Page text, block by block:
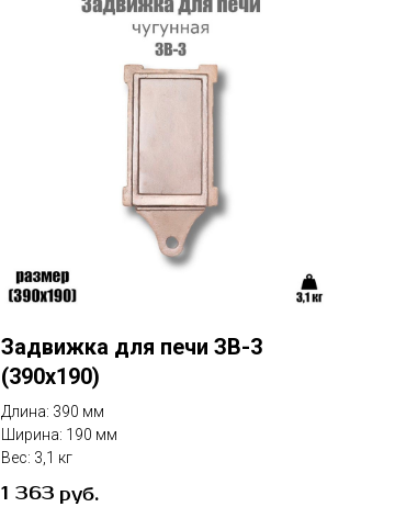
Задвижка для печи ЗВ-3
(390х190)
Длина: 390 мм
Ширина: 190 мм
Вес: 3,1 кг
1 363 руб.